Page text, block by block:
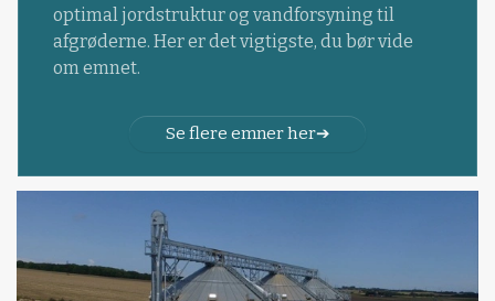
optimal jordstruktur og vandforsyning til
afgrøderne. Her er det vigtigste, du bør vide
om emnet.
Se flere emner her